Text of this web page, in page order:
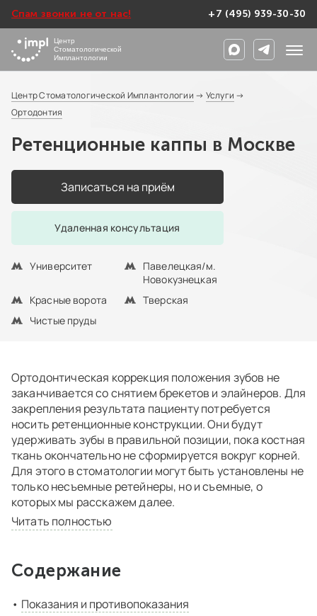
Спам звонки не от нас! +7 (495) 939-30-30
Центр
Стоматологической
Имплантологии
Центр Стоматологической Имплантологии → Услуги →
Ортодонтия
Ретенционные каппы в Москве
Записаться на приём
Удаленная консультация
Университет
Красные ворота
Чистые пруды
Павелецкая/м.
Новокузнецкая
Тверская
Ортодонтическая коррекция положения зубов не
заканчивается со снятием брекетов и элайнеров. Для
закрепления результата пациенту потребуется
носить ретенционные конструкции. Они будут
удерживать зубы в правильной позиции, пока костная
ткань окончательно не сформируется вокруг корней.
Для этого в стоматологии могут быть установлены не
только несъемные ретейнеры, но и съемные, о
которых мы расскажем далее.
Читать полностью
Содержание
Показания и противопоказания